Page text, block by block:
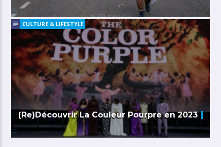
CULTURE & LIFESTYLE
(Re)Découvrir La Couleur Pourpre en 2023